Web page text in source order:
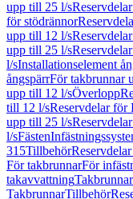
upp till 25 l/s
för stödrännor
upp till 12 l/s
upp till 25 l/s
l/sInstallationselement
ångspärrFör takbrunnar
upp till 12 l/sÖverlopp
till 12 l/sReservdelar för
upp till 25 l/s
l/sFästen
315Tillbehör
För takbrunnarFör
takavvattningTakbrunnar
TakbrunnarTillbehör